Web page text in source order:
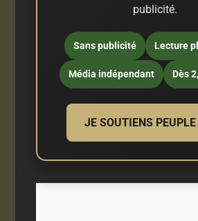
publicité.
Sans publicité Lecture
Média indépendant Dès
JE SOUTIENS